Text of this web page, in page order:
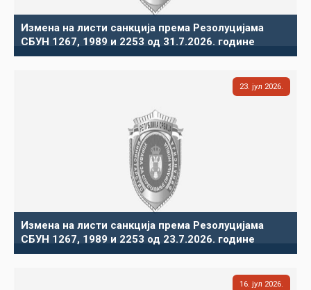
Измена на листи санкција према Резолуцијама
СБУН 1267, 1989 и 2253 од 31.7.2026. године
23 јул 2026
Измена на листи санкција према Резолуцијама
СБУН 1267, 1989 и 2253 од 23.7.2026. године
16 јул 2026